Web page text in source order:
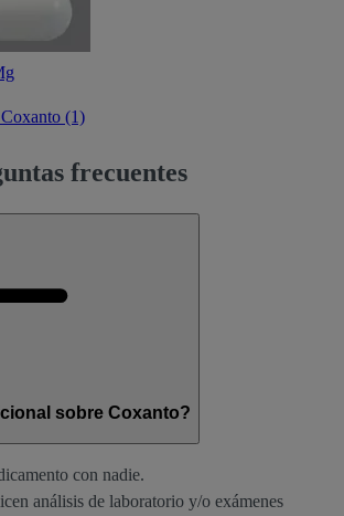
(1)
frecuentes
sobre Coxanto?
con nadie.
análisis de laboratorio y/o exámenes